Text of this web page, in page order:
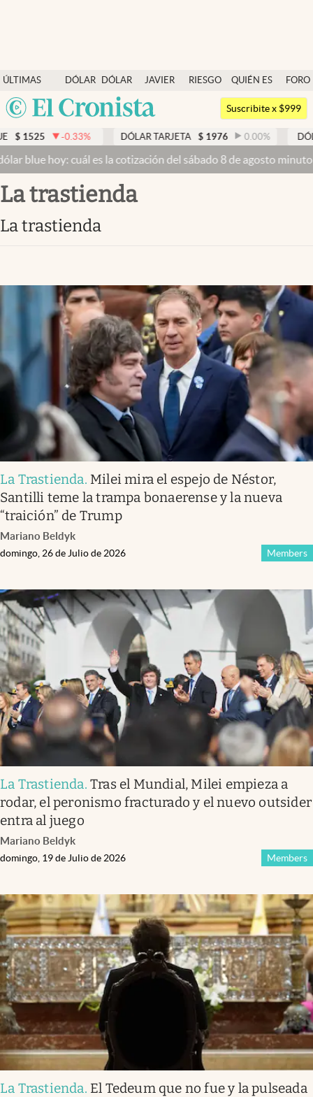
ÚLTIMAS
NOTICIAS
DÓLAR
DÓLAR
BLUE
JAVIER
RIESGO
QUIÉN ES
QUIÉN
FORO
Argentina
México
Dólar
Members
Economía y Política
Finanzas y Mercados
Mercados Online
Apertura
Infotechnology
Clase
Clima
Mundial 2026
Eventos Corporativos
El Cronista Studio
Mediakit
abre en nueva pestaña
Argentina
Suscribite x $999
% DÓLAR TARJETA $ 1976 0.00 % DÓLAR MEP
es la cotización del sábado 8 de agosto minuto a minuto
la trastienda
la trastienda
La Trastienda. Milei mira el espejo de Néstor,
Santilli teme la trampa bonaerense y la nueva
“traición” de Trump
Mariano Beldyk
Members
domingo, 26 de Julio de 2026
La Trastienda.Tras el Mundial, Milei empieza a
rodar, el peronismo fracturado y el nuevo outsider
entra al juego
Mariano Beldyk
Members
domingo, 19 de Julio de 2026
La Trastienda. El Tedeum que no fue y la pulseada